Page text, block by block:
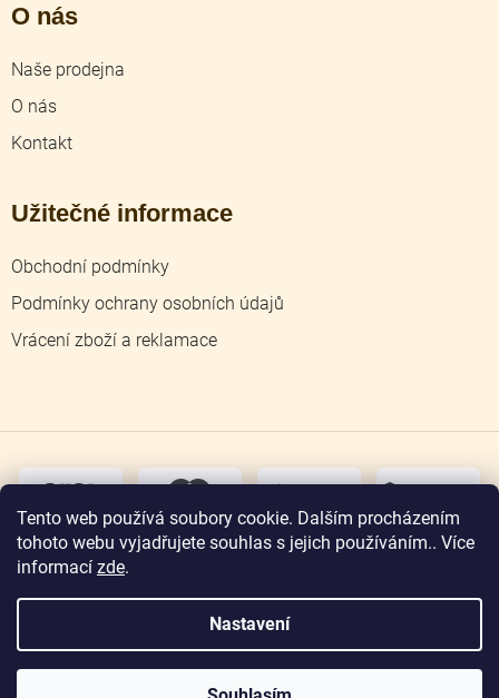
Tento web používá soubory cookie. Dalším procházením
tohoto webu vyjadřujete souhlas s jejich používáním.. Více
informací zde.
Nastavení
O nás
Naše prodejna
O nás
Kontakt
Užitečné informace
Obchodní podmínky
Podmínky ochrany osobních údajů
Vrácení zboží a reklamace
osobní
Copyright 2026Zlatnictví Jičín. Všechna práva
vyhrazena.